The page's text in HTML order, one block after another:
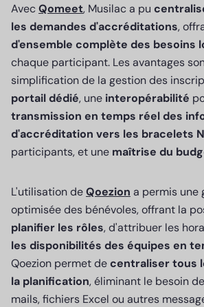
AvecQomeet, Musilac a pu
les demandes d'accréditations,
d'ensemble complète des besoins
chaque participant. Les avantages
simplification de la gestion des
portail dédié, une interopérabilité
transmission en temps réel des
d'accréditation vers les bracelets
participants, et une maîtrise du
L'utilisation deQoezion a permis une
optimisée des bénévoles, offrant la
planifier les rôles, d'attribuer les
les disponibilités des équipes en
Qoezion permet decentraliser tous
la planification, éliminant le besoin
mails, fichiers Excel ou autres